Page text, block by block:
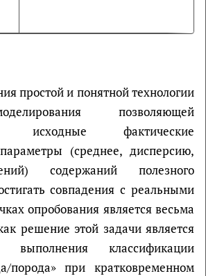
простой и понятной технологии
позволяющей
исходные фактические
параметры (среднее, дисперсию,
содержаний полезного
совпадения с реальными
опробования является весьма
решение этой задачи является
классификации
порода» при кратковременном